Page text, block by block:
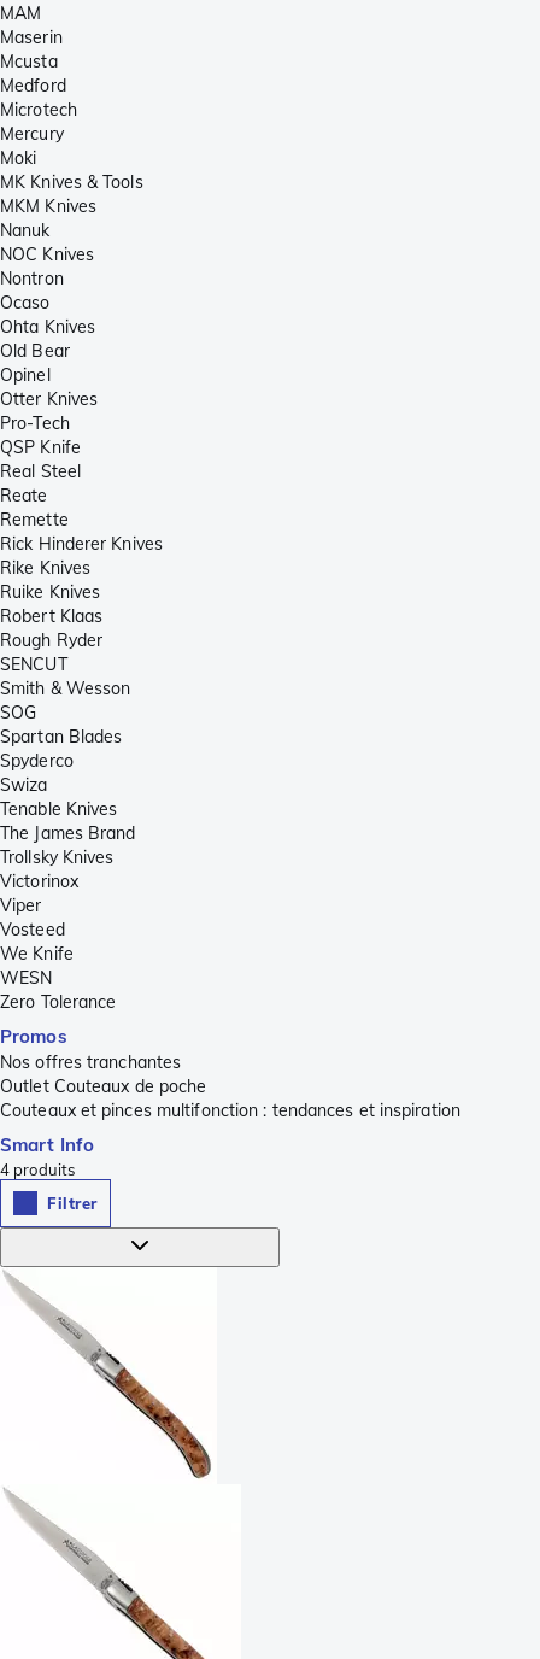
MAM
Maserin
Mcusta
Medford
Microtech
Mercury
Moki
MK Knives & Tools
MKM Knives
Nanuk
NOC Knives
Nontron
Ocaso
Ohta Knives
Old Bear
Opinel
Otter Knives
Pro-Tech
QSP Knife
Real Steel
Reate
Remette
Rick Hinderer Knives
Rike Knives
Ruike Knives
Robert Klaas
Rough Ryder
SENCUT
Smith & Wesson
SOG
Spartan Blades
Spyderco
Swiza
Tenable Knives
The James Brand
Trollsky Knives
Victorinox
Viper
Vosteed
We Knife
WESN
Zero Tolerance
Promos
Nos offres tranchantes
Outlet Couteaux de poche
Couteaux et pinces multifonction : tendances et inspiration
Smart Info
4 produits
Filtrer